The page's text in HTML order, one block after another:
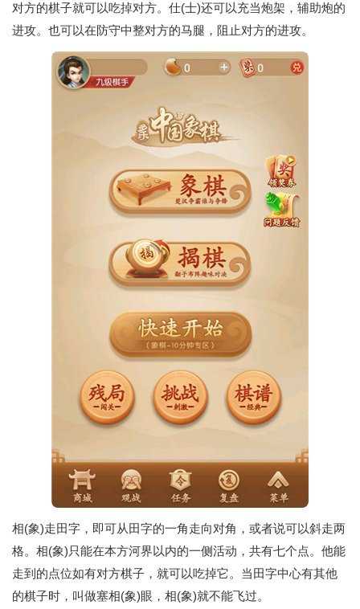
对方的棋子就可以吃掉对方。仕(士)还可以充当炮架，辅助炮的
进攻。也可以在防守中整对方的马腿，阻止对方的进攻。
相(象)走田字，即可从田字的一角走向对角，或者说可以斜走两
格。相(象)只能在本方河界以内的一侧活动，共有七个点。他能
走到的点位如有对方棋子，就可以吃掉它。当田字中心有其他
的棋子时，叫做塞相(象)眼，相(象)就不能飞过。